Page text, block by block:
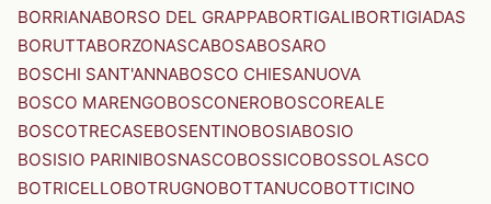
BORRIANABORSO DEL GRAPPABORTIGALIBORTIGIADAS
BORUTTABORZONASCABOSABOSARO
BOSCHI SANT'ANNABOSCO CHIESANUOVA
BOSCO MARENGOBOSCONEROBOSCOREALE
BOSCOTRECASEBOSENTINOBOSIABOSIO
BOSISIO PARINIBOSNASCOBOSSICOBOSSOLASCO
BOTRICELLOBOTRUGNOBOTTANUCOBOTTICINO